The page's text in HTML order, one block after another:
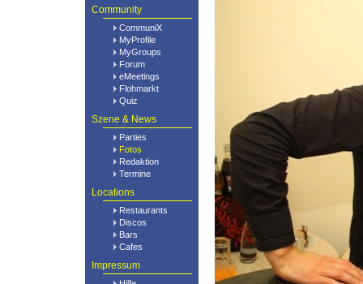
Community
CommuniX
MyProfile
MyGroups
Forum
eMeetings
Flohmarkt
Quiz
Szene & News
Parties
Fotos
Redaktion
Termine
Locations
Restaurants
Discos
Bars
Cafes
Impressum